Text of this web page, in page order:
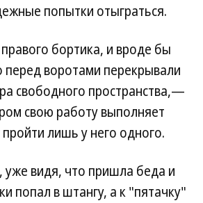
попытки отыграться.
бортика, и вроде бы
перед воротами перекрывали
свободного пространства,—
свою работу выполняет
лишь у него одного.
уже видя, что пришла беда и
попал в штангу, а к "пятачку"